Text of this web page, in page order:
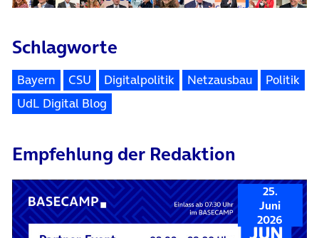
Schlagworte
Bayern CSU Digitalpolitik Netzausbau
Politik
UdL Digital Blog
Empfehlung der Redaktion
25.
Juni
2026